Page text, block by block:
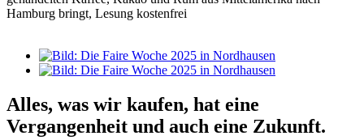
Hamburg bringt, Lesung kostenfrei
Alles, was wir kaufen, hat eine
Vergangenheit und auch eine Zukunft.